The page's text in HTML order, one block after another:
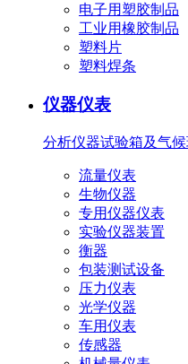
电子用塑胶制品
工业用橡胶制品
塑料片
塑料焊条
仪器仪表
分析仪器试验箱及气
流量仪表
生物仪器
专用仪器仪表
实验仪器装置
衡器
包装测试设备
压力仪表
光学仪器
车用仪表
传感器